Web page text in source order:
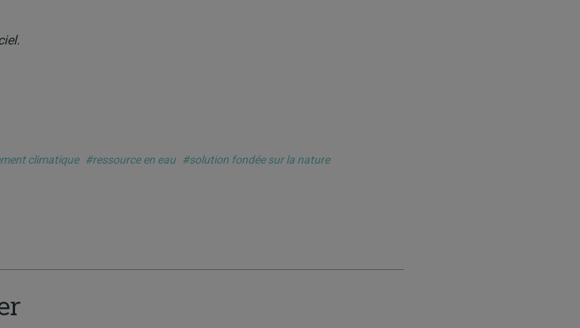
climatique #ressource en eau #solution fondée sur la nature